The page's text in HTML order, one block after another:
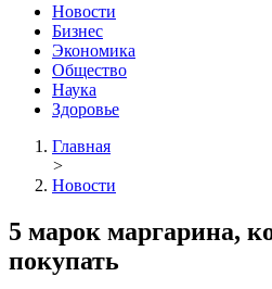
Новости
Бизнес
Экономика
Общество
Наука
Здоровье
Главная
>
Новости
5 марок маргарина,
покупать